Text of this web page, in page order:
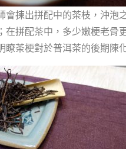
揀出拼配中的茶枝，沖泡
在拼配茶中，多少嫩梗老骨
瞭茶梗對於普洱茶的後期陳